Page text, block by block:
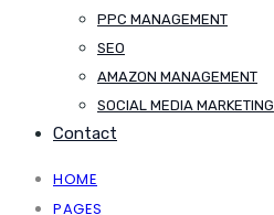
PPC MANAGEMENT
SEO
AMAZON MANAGEMENT
SOCIAL MEDIA MARKETING
Contact
HOME
PAGES